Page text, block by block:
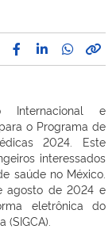
Internacional e
o Programa de
2024. Este
interessados
saúde no México.
agosto de 2024 e
eletrônica do